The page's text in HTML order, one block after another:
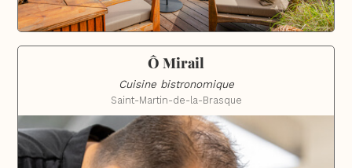
Ô Mirail
Cuisine bistronomique
Saint-Martin-de-la-Brasque